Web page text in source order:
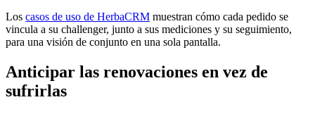
Los casos de uso de HerbaCRM muestran cómo cada pedido se
vincula a su challenger, junto a sus mediciones y su seguimiento,
para una visión de conjunto en una sola pantalla.
Anticipar las renovaciones en vez de
sufrirlas